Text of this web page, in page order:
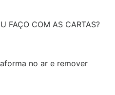
FAÇO COM AS CARTAS?
no ar e remover